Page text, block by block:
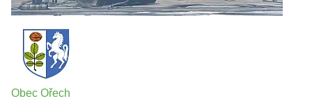
Obec Ořech